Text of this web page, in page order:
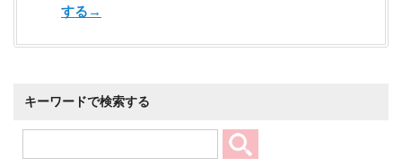
する→
キーワードで検索する